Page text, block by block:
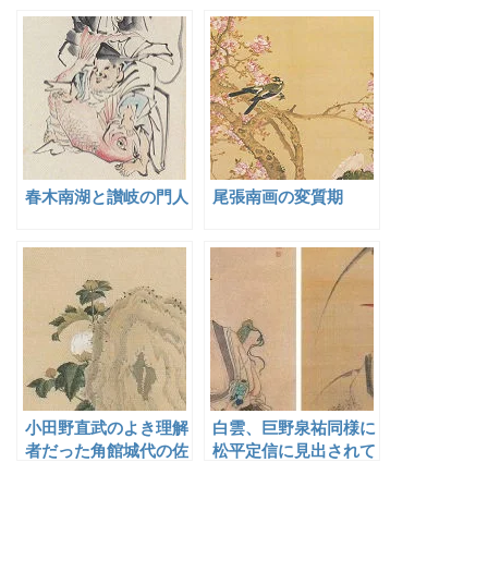
春木南湖と讃岐の門人 尾張南画の変質期
小田野直武のよき理解
者だった角館城代の佐
白雲、巨野泉祐同様に
松平定信に見出されて